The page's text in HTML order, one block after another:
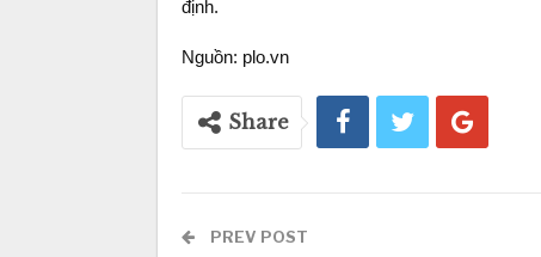
định.
Nguồn: plo.vn
Share
PREV POST